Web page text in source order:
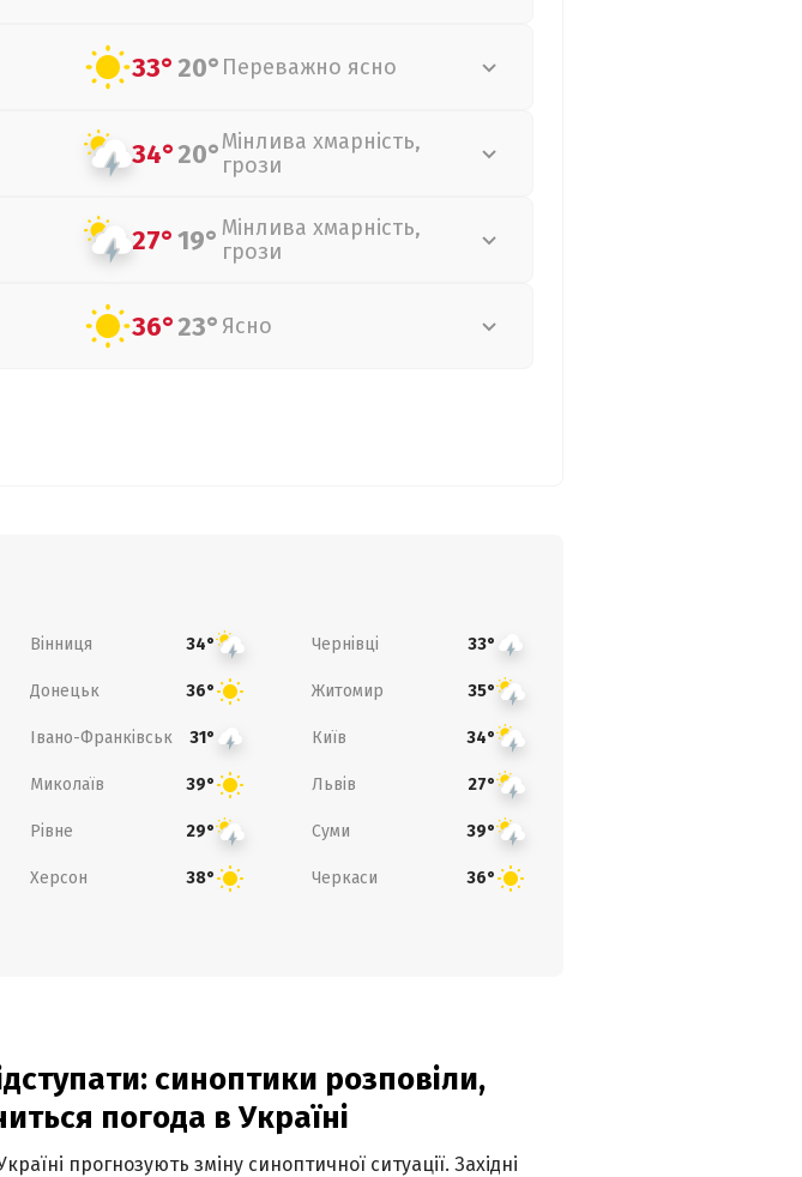
33°20° Переважно ясно
34°20°Мінлива хмарність,
грози
27°19° Мінлива хмарність,
грози
36°23° Ясно
Вінниця 34° Чернівці 33°
Донецьк 36° Житомир 35°
Івано-Франківськ 31° Київ 34°
Миколаїв 39° Львів 27°
Рівне 29° Суми 39°
Херсон 38° Черкаси 36°
синоптики розповіли,
погода в Україні
прогнозують зміну синоптичної ситуації. Західні